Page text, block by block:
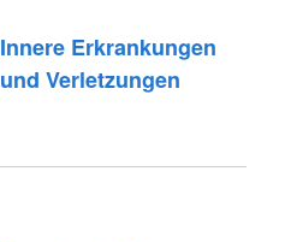
Innere Erkrankungen
und Verletzungen